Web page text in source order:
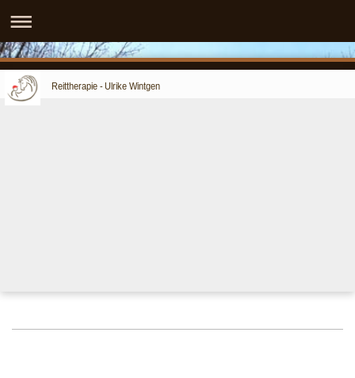
Reittherapie - Ulrike Wintgen